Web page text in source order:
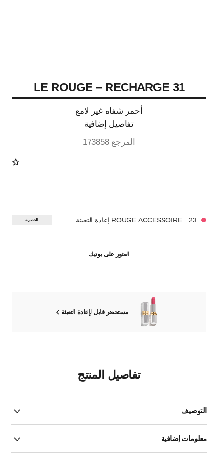
31 LE ROUGE – RECHARGE
أحمر شفاه غير لامع
تفاصيل إضافية
المرجع 173858
23 - ROUGE ACCESSOIRE إعادة التعبئة الحصرية
العثور على بوتيك
مستحضر قابل لإعادة التعبئة
تفاصيل المنتج
التوصيف
معلومات إضافية